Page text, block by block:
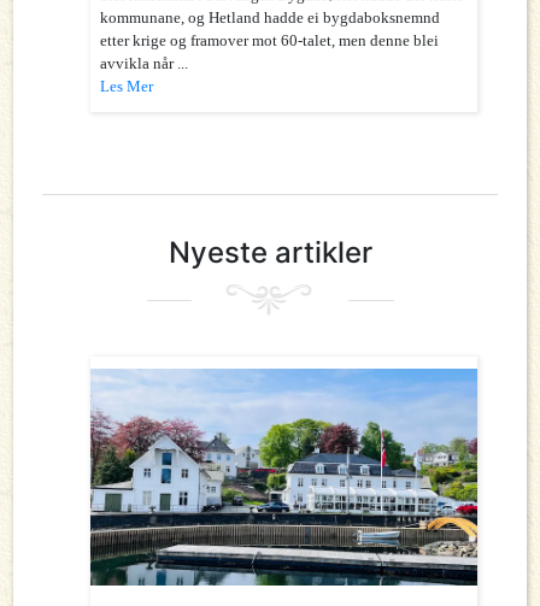
kommunane, og Hetland hadde ei bygdaboksnemnd
etter krige og framover mot 60-talet, men denne blei
avvikla når ...
Les Mer
Nyeste artikler